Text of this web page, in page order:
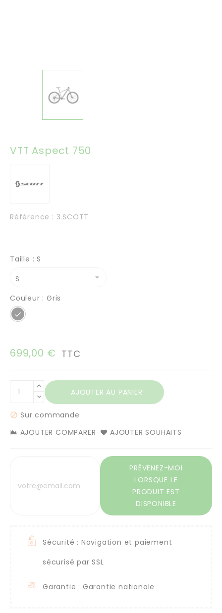
VTT Aspect 750
Référence : 3.SCOTT
Taille : S
Couleur : Gris
Gris
699,00 € TTC
AJOUTER AU PANIER
 Sur commande
AJOUTER COMPARER
AJOUTER SOUHAITS
PRÉVENEZ-MOI
LORSQUE LE
PRODUIT EST
DISPONIBLE
Sécurité : Navigation et paiement
sécurisé par SSL
Garantie : Garantie nationale